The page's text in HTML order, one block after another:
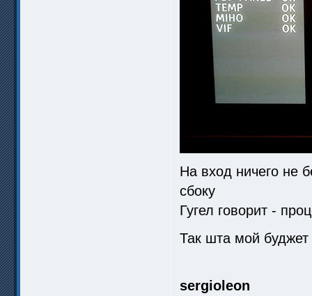
На вход ничего не
сбоку
Гугел говорит -
Так шта мой
sergioleon